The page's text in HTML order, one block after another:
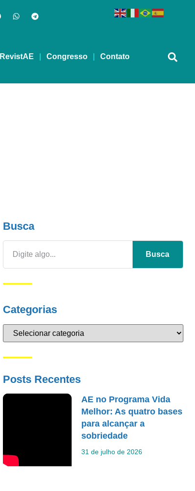
RevistAE Congresso Contato
Busca
Busca
Categorias
Posts Recentes
AE no Programa Vida
Melhor: As quatro bases
para alcançar a
sobriedade
31 de julho de 2026